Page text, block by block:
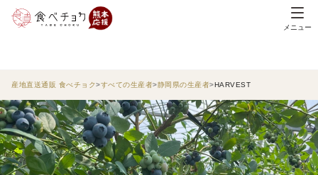
メニュー
産地直送通販 食べチョク すべての生産者 静岡県の生産者 HARVEST